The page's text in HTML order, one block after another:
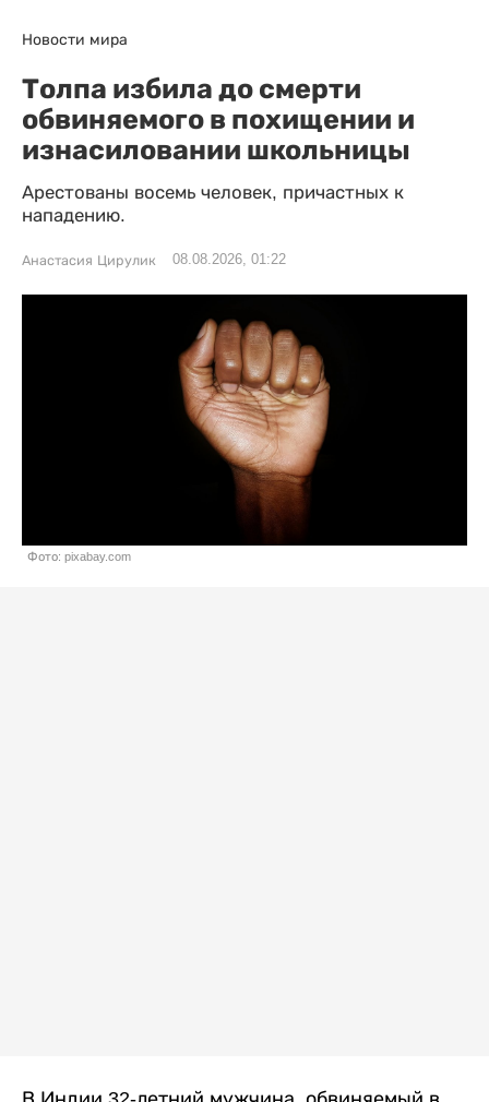
Новости мира
Толпа избила до смерти
обвиняемого в похищении и
изнасиловании школьницы
Арестованы восемь человек, причастных к
нападению.
Анастасия Цирулик 08.08.2026, 01:22
Фото: pixabay.com